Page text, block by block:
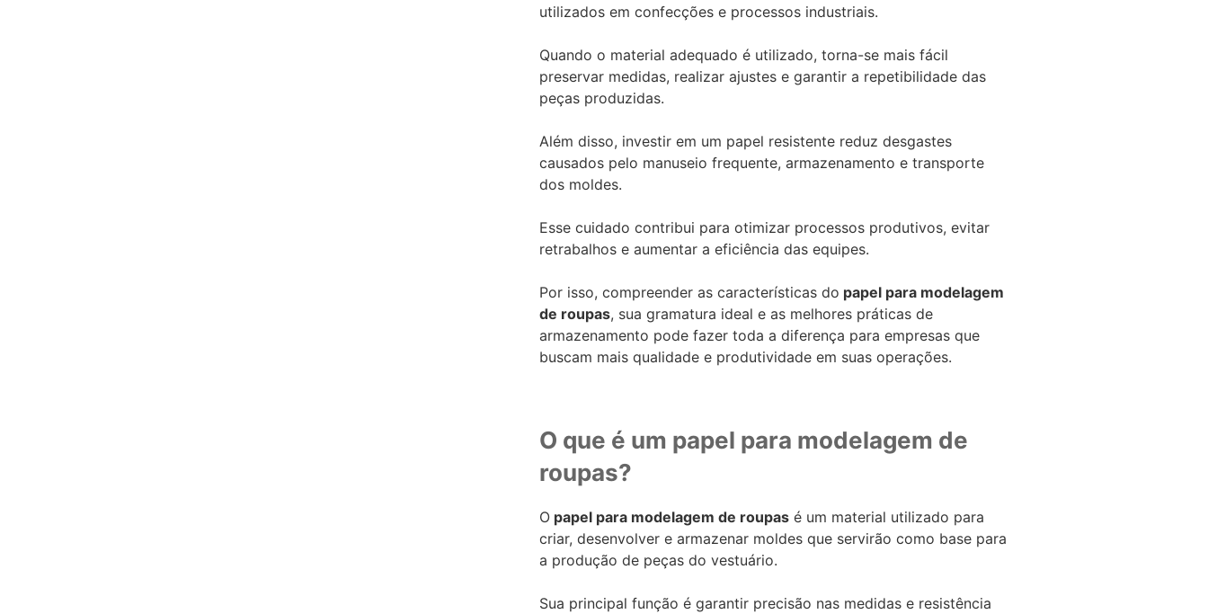
utilizados em confecções e processos industriais.
Quando o material adequado é utilizado, torna-se mais fácil
preservar medidas, realizar ajustes e garantir a repetibilidade das
peças produzidas.
Além disso, investir em um papel resistente reduz desgastes
causados pelo manuseio frequente, armazenamento e transporte
dos moldes.
Esse cuidado contribui para otimizar processos produtivos, evitar
retrabalhos e aumentar a eficiência das equipes.
Por isso, compreender as características do papel para modelagem
de roupas, sua gramatura ideal e as melhores práticas de
armazenamento pode fazer toda a diferença para empresas que
buscam mais qualidade e produtividade em suas operações.
O que é um papel para modelagem de
roupas?
Opapel para modelagem de roupasé um material utilizado para
criar, desenvolver e armazenar moldes que servirão como base para
a produção de peças do vestuário.
Sua principal função é garantir precisão nas medidas e resistência